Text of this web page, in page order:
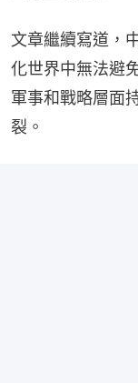
文章繼續寫道，
化世界中無法避
軍事和戰略層面
裂。